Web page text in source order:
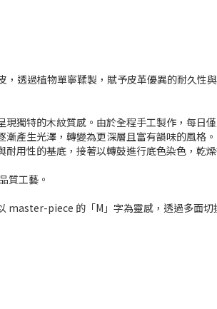
透過植物單寧鞣製，賦予皮革優異的耐久性
獨特的木紋質感。由於全程手工製作，每日
產生光澤，轉變為更深層且富有韻味的風格。
用性的基底，接著以轉鼓進行底色染色，乾
質工藝。
master-piece 的「M」字為靈感，透過多面切